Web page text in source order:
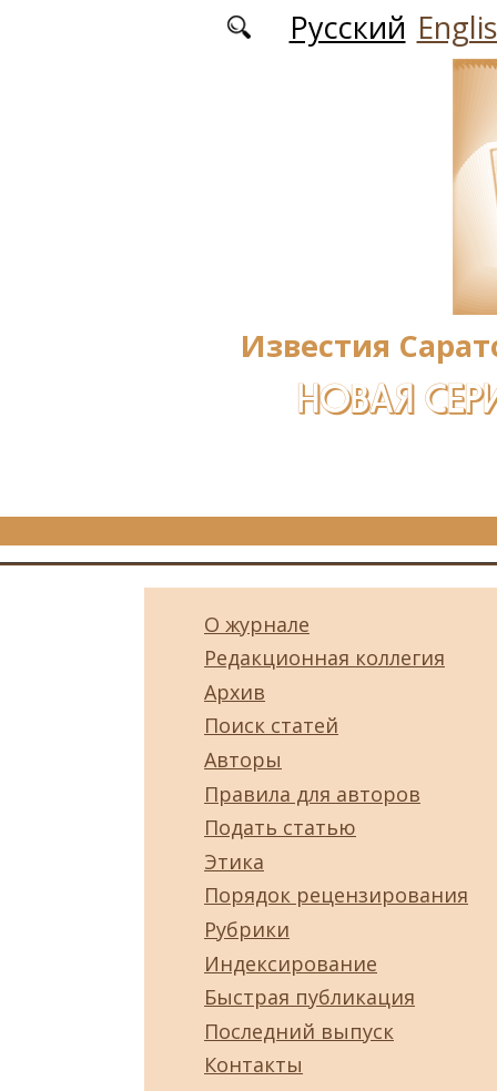
Перейти к основному содержаниюРусский
Известия
НОВАЯ
О журнале
Редакционная коллегия
Архив
Поиск статей
Авторы
Правила для авторов
Подать статью
Этика
Порядок рецензирования
Рубрики
Индексирование
Быстрая публикация
Последний выпуск
Контакты